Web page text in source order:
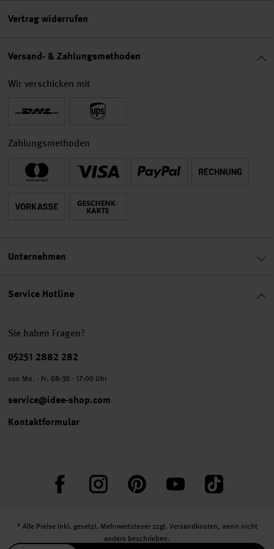
Service Hotline
Sie haben Fragen?
Telefonnummer
05251 2882 282
von Mo. - Fr. 08:30 - 17:00 Uhr
service@idee-shop.com
Kontaktformular
FacebookInstagram PinterestYouTube TikTok
Vertrag widerrufen
Versand- & Zahlungsmethoden
Wir verschicken mit
Zahlungsmethoden
Unternehmen
* Alle Preise inkl. gesetzl. Mehrwertsteuer zzgl. Versandkosten, wenn nicht
anders beschrieben.